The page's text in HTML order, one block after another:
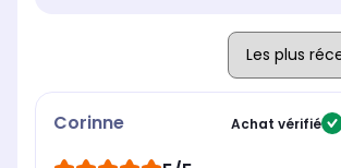
Corinne Achat vérifié